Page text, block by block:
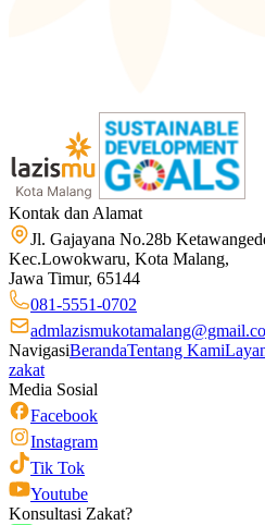
Kontak dan Alamat
Jl. Gajayana No.28b
Kec.Lowokwaru, Kota Malang,
Jawa Timur, 65144
081-5551-0702
NavigasiBerandaTentang Kami
zakat
Media Sosial
Facebook
Instagram
Tik Tok
Youtube
Konsultasi Zakat?